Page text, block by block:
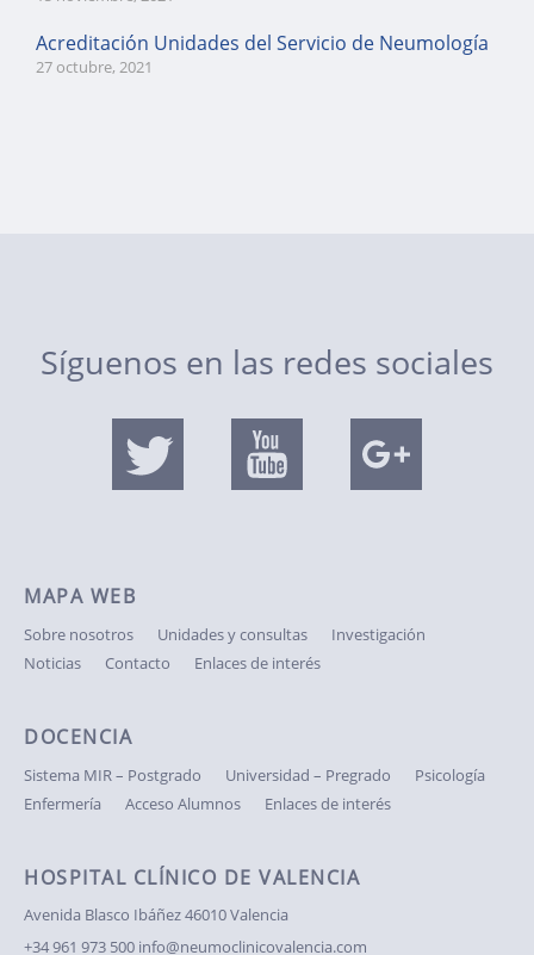
Acreditación Unidades del Servicio de Neumología
27 octubre, 2021
Síguenos en las redes sociales
HOSPITAL CLÍNICO DE VALENCIA
Avenida Blasco Ibáñez46010 Valencia
+34 961 973 500 info@neumoclinicovalencia.com
MAPA WEB
Sobre nosotros Unidades y consultas
Investigación
Noticias
Contacto Enlaces de interés
DOCENCIA
Sistema MIR – Postgrado Universidad – Pregrado
Psicología
Enfermería
Acceso Alumnos Enlaces de interés